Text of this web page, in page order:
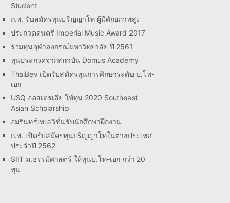
Student
ก.พ. รับสมัครทุนปริญญาโท ผู้มีศักยภาพสูง
ประกวดดนตรี Imperial Music Award 2017
รวมทุนจุฬาลงกรณ์มหาวิทยาลัย ปี 2561
ทุนประกวดจากสถาบัน Domus Academy
ThaiBev เปิดรับสมัครทุนการศึกษาระดับ ป.โท-
เอก
USQ ออสเตรเลีย ให้ทุน 2020 Southeast
Asian Scholarship
อมรินทร์เทเลวิชั่นรับนักศึกษาฝึกงาน
ก.พ. เปิดรับสมัครทุนปริญญาโทในต่างประเทศ
ประจำปี 2562
SIIT ม.ธรรม์ศาสตร์ ให้ทุนป.โท-เอก กว่า 20
ทุน